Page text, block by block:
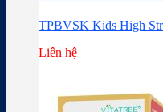
TPBVSK Kids High
Liên hệ